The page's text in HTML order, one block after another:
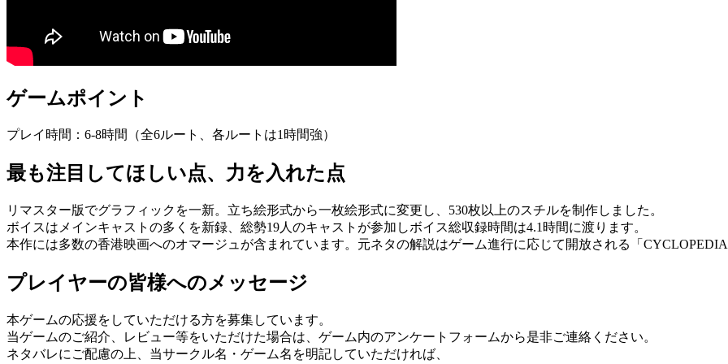
ゲームポイント
プレイ時間：6-8時間（全6ルート、各ルートは1時間強）
最も注目してほしい点、力を入れた点
リマスター版でグラフィックを一新。立ち絵形式から一枚絵形式に変更し、530枚以上のスチルを制作しました。
ボイスはメインキャストの多くを新録、総勢19人のキャストが参加しボイス総収録時間は4.1時間に渡ります。
本作には多数の香港映画へのオマージュが含まれています。元ネタの解説はゲーム進行に応じて開放される「
プレイヤーの皆様へのメッセージ
本ゲームの応援をしていただける方を募集しています。
当ゲームのご紹介、レビュー等をいただけた場合は、ゲーム内のアンケートフォームから是非ご連絡ください。
ネタバレにご配慮の上、当サークル名・ゲーム名を明記していただければ、